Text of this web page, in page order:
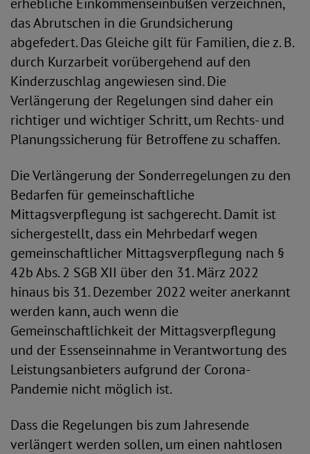
das Abrutschen in die Grundsicherung
abgefedert. Das Gleiche gilt für Familien, die z. B.
durch Kurzarbeit vorübergehend auf den
Kinderzuschlag angewiesen sind. Die
Verlängerung der Regelungen sind daher ein
richtiger und wichtiger Schritt, um Rechts- und
Planungssicherung für Betroffene zu schaffen.
Die Verlängerung der Sonderregelungen zu den
Bedarfen für gemeinschaftliche
Mittagsverpflegung ist sachgerecht. Damit ist
sichergestellt, dass ein Mehrbedarf wegen
gemeinschaftlicher Mittagsverpflegung nach §
42b Abs. 2 SGB XII über den 31. März 2022
hinaus bis 31. Dezember 2022 weiter anerkannt
werden kann, auch wenn die
Gemeinschaftlichkeit der Mittagsverpflegung
und der Essenseinnahme in Verantwortung des
Leistungsanbieters aufgrund der Corona-
Pandemie nicht möglich ist.
Dass die Regelungen bis zum Jahresende
verlängert werden sollen, um einen nahtlosen